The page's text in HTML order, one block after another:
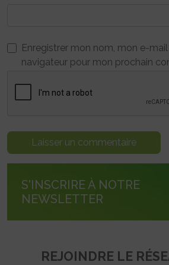
Enregistrer mon nom, mon e-
navigateur pour mon prochain
S'INSCRIRE À NOTRE
NEWSLETTER
REJOINDRE LE